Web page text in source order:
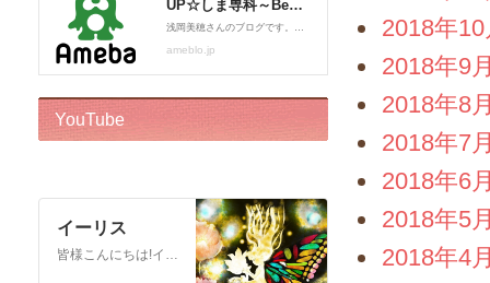
2018年10
2018年9
2018年8
2018年7
2018年6
2018年5
2018年4
YouTube
イーリス
皆様こんにちは!イーリスです! ドリーバーチュー博士公認 エンジェル・イントゥイティブ（AI）™です。 心理カウンセラー、カードセラピスト、アドバイザー、執筆をしております。 このチャンネルはボランティアでお届けしております。私自身がオラクルカードに救われた一人なので、 誰かのお役に立ちたいという気持ちからスタートいたしました! ※2018年12月22日から…